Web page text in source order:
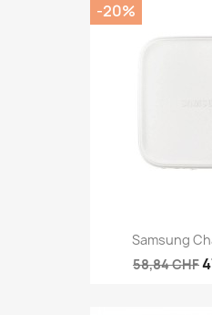
Samsung
58,84 CHF
-20%